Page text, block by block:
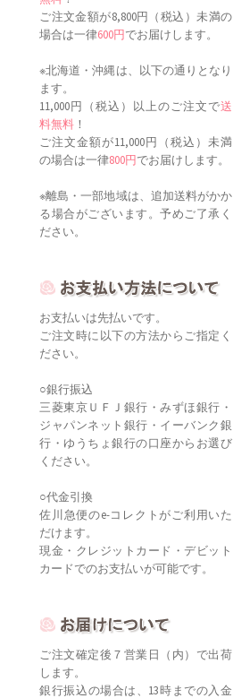
ご注文金額が8,800円（税込）未満の
場合は一律600円でお届けします。
※北海道・沖縄は、以下の通りとなり
ます。
11,000円（税込）以上のご注文で送
料無料 ！
ご注文金額が11,000円（税込）未満
の場合は一律800円でお届けします。
※離島・一部地域は、追加送料がかか
る場合がございます。予めご了承く
ださい。
お支払いは先払いです。
ご注文時に以下の方法からご指定く
ださい。
○銀行振込
三菱東京ＵＦＪ銀行・みずほ銀行・
ジャパンネット銀行・イーバンク銀
行・ゆうちょ銀行の口座からお選び
ください。
○代金引換
佐川急便のe-コレクトがご利用いた
だけます。
現金・クレジットカード・デビット
カードでのお支払いが可能です。
ご注文確定後７営業日（内）で出荷
します。
銀行振込の場合は、13時までの入金